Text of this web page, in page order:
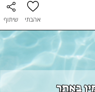
אהבתי שיתוף